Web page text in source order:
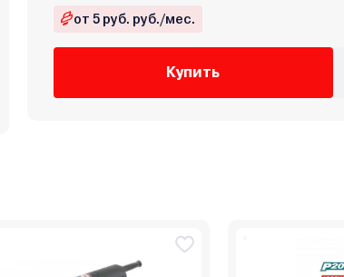
от 5 руб. руб./мес.
Купить